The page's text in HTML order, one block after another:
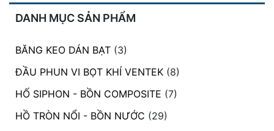
DANH MỤC SẢN PHẨM
BĂNG KEO DÁN BẠT (3)
ĐẦU PHUN VI BỌT KHÍ VENTEK (8)
HỐ SIPHON - BỒN COMPOSITE (7)
HỒ TRÒN NỔI - BỒN NƯỚC (29)